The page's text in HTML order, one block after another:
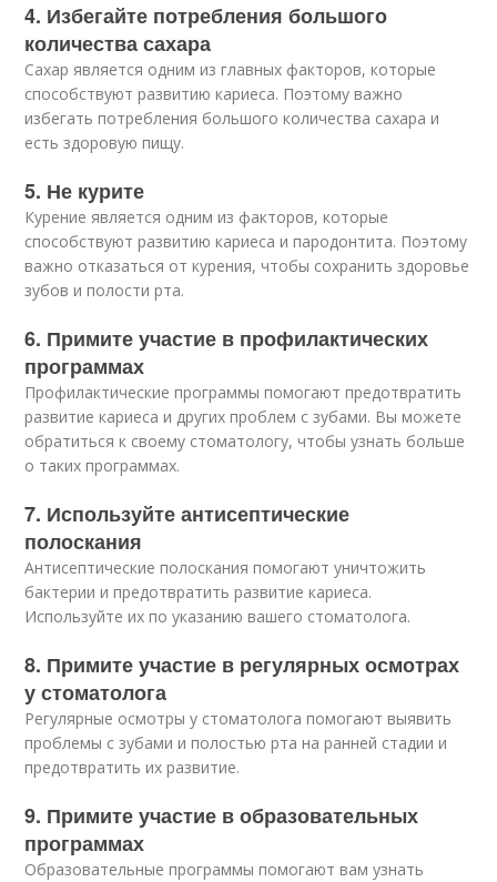
4. Избегайте потребления большого
количества сахара
Сахар является одним из главных факторов, которые
способствуют развитию кариеса. Поэтому важно
избегать потребления большого количества сахара и
есть здоровую пищу.
5. Не курите
Курение является одним из факторов, которые
способствуют развитию кариеса и пародонтита. Поэтому
важно отказаться от курения, чтобы сохранить здоровье
зубов и полости рта.
6. Примите участие в профилактических
программах
Профилактические программы помогают предотвратить
развитие кариеса и других проблем с зубами. Вы можете
обратиться к своему стоматологу, чтобы узнать больше
о таких программах.
7. Используйте антисептические
полоскания
Антисептические полоскания помогают уничтожить
бактерии и предотвратить развитие кариеса.
Используйте их по указанию вашего стоматолога.
8. Примите участие в регулярных осмотрах
у стоматолога
Регулярные осмотры у стоматолога помогают выявить
проблемы с зубами и полостью рта на ранней стадии и
предотвратить их развитие.
9. Примите участие в образовательных
программах
Образовательные программы помогают вам узнать